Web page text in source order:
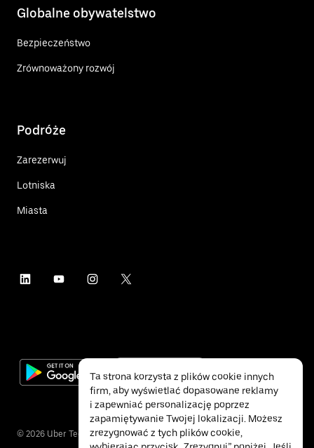
Globalne obywatelstwo
Bezpieczeństwo
Zrównoważony rozwój
Podróże
Zarezerwuj
Lotniska
Miasta
© 2026 Uber Technologies Inc.
Ta strona korzysta z plików cookie innych
firm, aby wyświetlać dopasowane reklamy
i zapewniać personalizację poprzez
zapamiętywanie Twojej lokalizacji. Możesz
zrezygnować z tych plików cookie,